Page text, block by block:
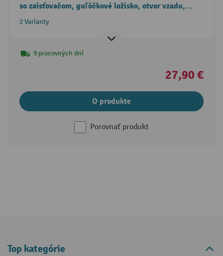
so zaisťovačom, guľôčkové ložisko, otvor vzadu,
Ø × šírka 35 × 25 mm, nosnosť 100 kg
2 Varianty
9 pracovných dní
27,90 €
O produkte
Porovnať produkt
Top kategórie